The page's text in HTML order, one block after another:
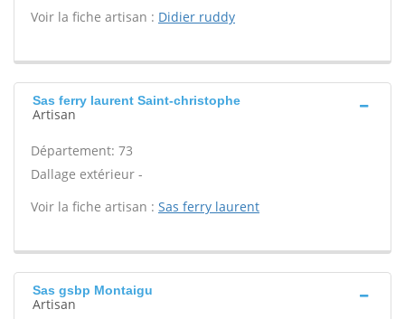
Voir la fiche artisan : Didier ruddy
Sas ferry laurent Saint-christophe
Artisan
Département: 73
Dallage extérieur -
Voir la fiche artisan : Sas ferry laurent
Sas gsbp Montaigu
Artisan